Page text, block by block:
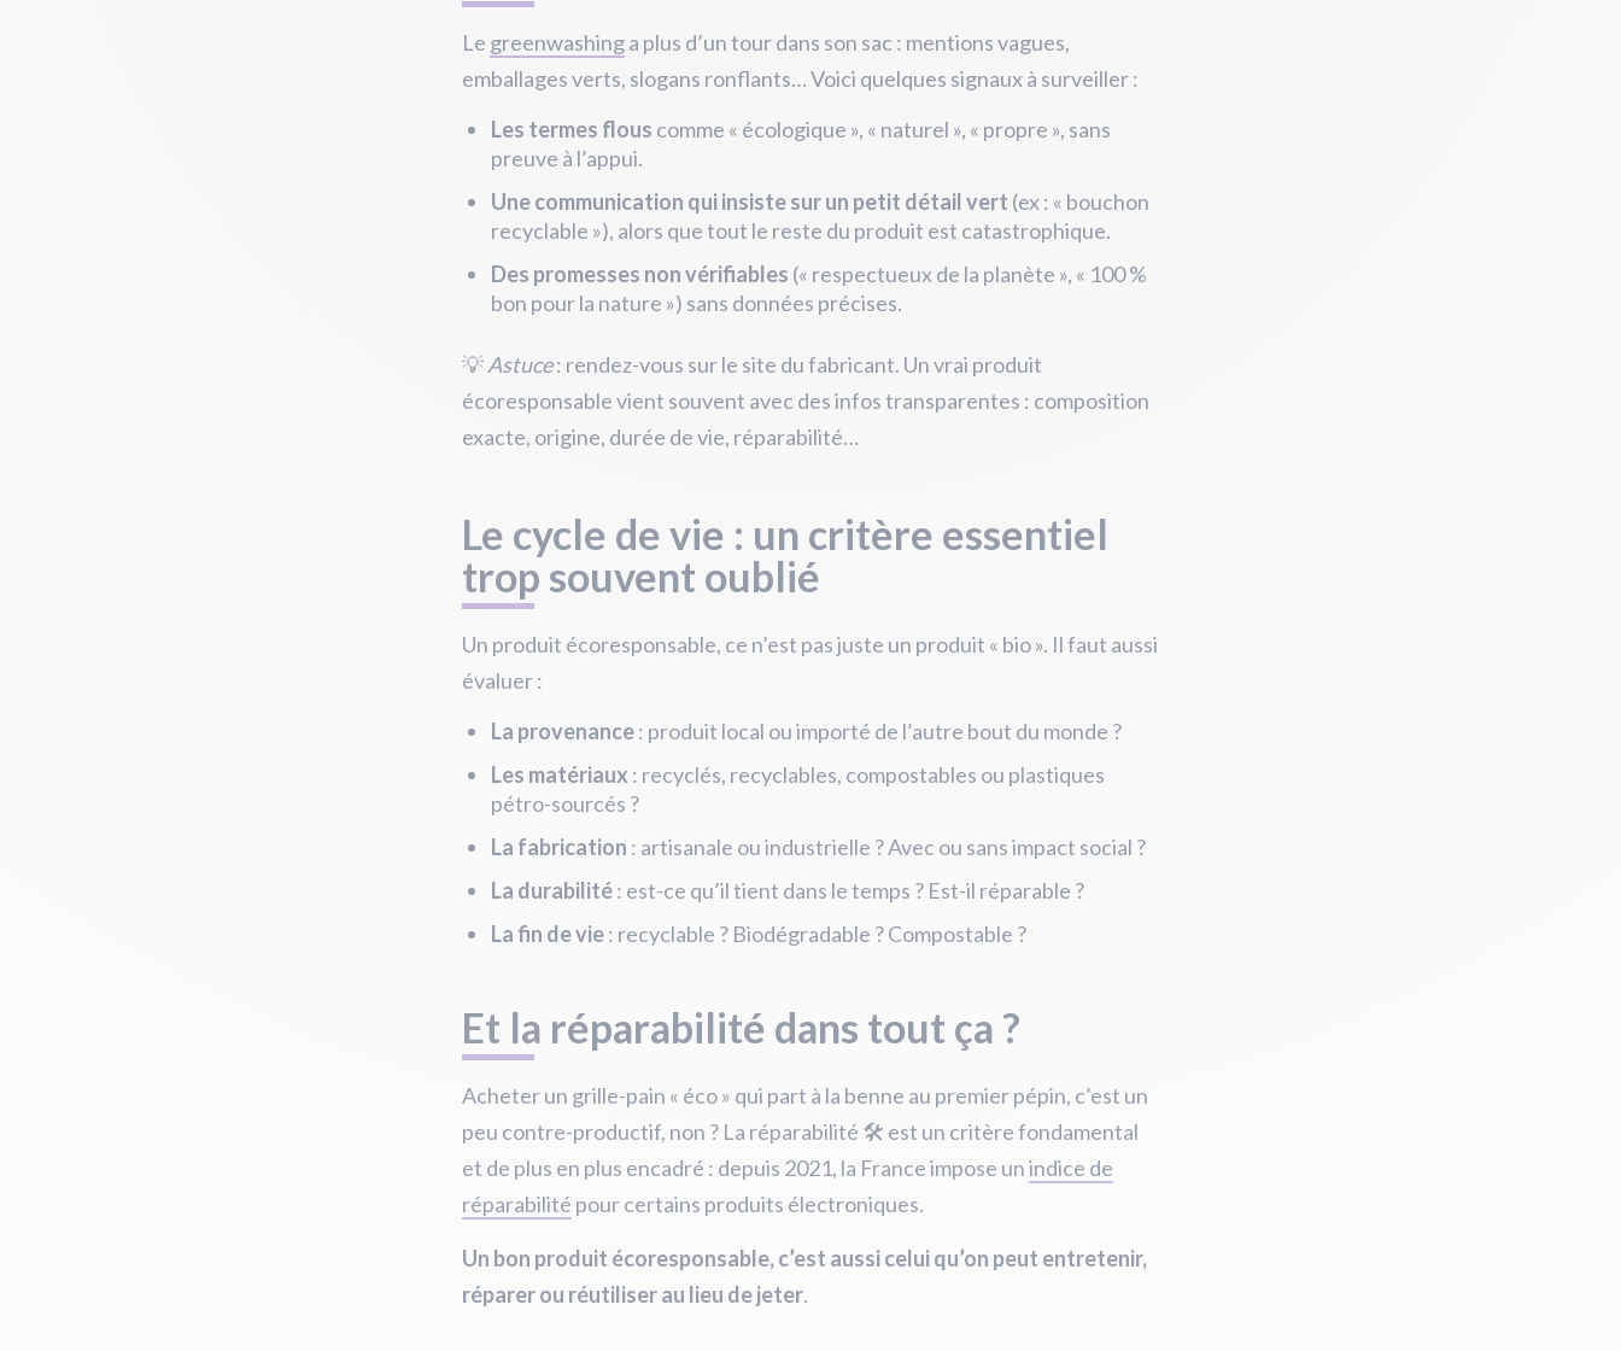
Le greenwashinga plus d’un tour dans son sac : mentions vagues,
emballages verts, slogans ronflants… Voici quelques signaux à surveiller :
Les termes flous comme « écologique », « naturel », « propre », sans
preuve à l’appui.
Une communication qui insiste sur un petit détail vert (ex : « bouchon
recyclable »), alors que tout le reste du produit est catastrophique.
Des promesses non vérifiables (« respectueux de la planète », « 100 %
bon pour la nature ») sans données précises.
💡Astuce: rendez-vous sur le site du fabricant. Un vrai produit
écoresponsable vient souvent avec des infos transparentes : composition
exacte, origine, durée de vie, réparabilité…
Le cycle de vie : un critère essentiel
trop souvent oublié
Un produit écoresponsable, ce n’est pas juste un produit « bio ». Il faut aussi
évaluer :
La provenance: produit local ou importé de l’autre bout du monde ?
Les matériaux : recyclés, recyclables, compostables ou plastiques
pétro-sourcés ?
La fabrication : artisanale ou industrielle ? Avec ou sans impact social ?
La durabilité: est-ce qu’il tient dans le temps ? Est-il réparable ?
La fin de vie: recyclable ? Biodégradable ? Compostable ?
Et la réparabilité dans tout ça ?
Acheter un grille-pain « éco » qui part à la benne au premier pépin, c’est un
peu contre-productif, non ? La réparabilité 🛠️ est un critère fondamental
et de plus en plus encadré : depuis 2021, la France impose unindice de
réparabilité pour certains produits électroniques.
Un bon produit écoresponsable, c’est aussi celui qu’on peut entretenir,
réparer ou réutiliser au lieu de jeter.